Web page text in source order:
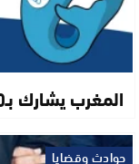
المغرب يشارك بـ120 رياضيا في دورة تارانتو 2026
حوادث وقضايا